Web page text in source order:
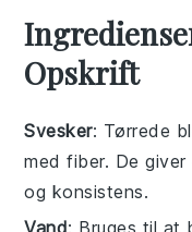
Opskrift
Svesker: Tørrede
med fiber. De
og konsistens.
Vand: Bruges til at